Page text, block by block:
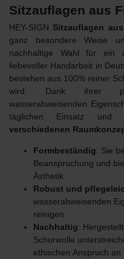
Sitzauflagen aus
HEY-SIGN Sitzauflagen
ganz besondere Weise
nachhaltige Wahl für ein
liebevoller Handarbeit in
bestehen aus 100% reiner
wird. Dank ihrer
wasserabweisenden
täglichen Einsatz und
verschiedenen
Formbeständig: Sie
Beanspruchung und
Ästhetik
Robust und
wasserabweisenden
reinigen
Nachhaltig:
Schurwolle
ethischen Anspruch an